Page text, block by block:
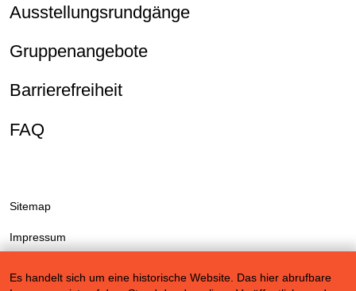
Ausstellungsrundgänge
Gruppenangebote
Barrierefreiheit
FAQ
Sitemap
Impressum
Es handelt sich um eine historische Website. Das hier abrufbare